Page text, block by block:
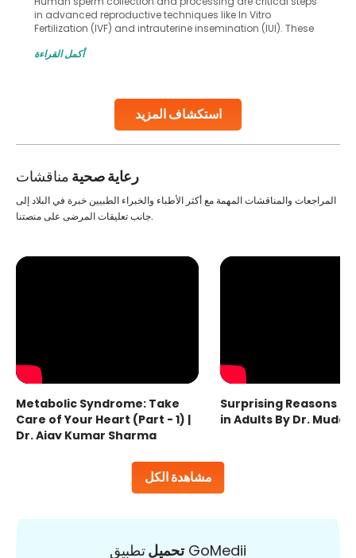
استكشاف المزيد
in advanced reproductive techniques like In Vitro
Fertilization (IVF) and intrauterine insemination (IUI). These
challenges and help couples achieve their dream of
collected, they process the
أكمل القراءة
رعاية صحية مناقشات
مشاهدة الكل
المراجعات والمناقشات المهمة مع أكثر الأطباء والخبراء الطبيين خبرة في البلاد إلى
جانب تعليقات المرضى على منصتنا.
Metabolic Syndrome: Take
Care of Your Heart (Part - 1) |
Dr. Ajay Kumar Sharma
Surprising Reasons
in Adults By Dr.
تحميلتطبيق GoMedii